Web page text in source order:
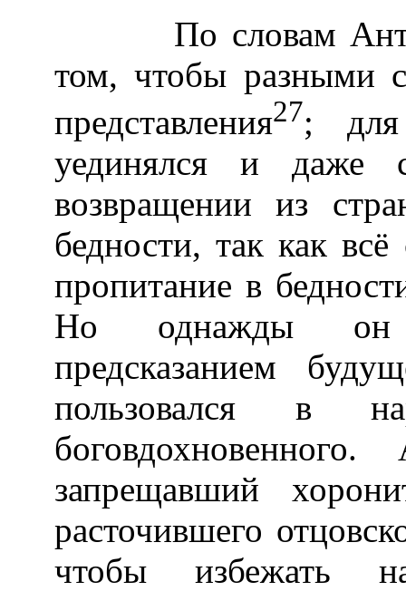
По словам
том, чтобы разными
представления27;
уединялся и даже
возвращении из
бедности, так как
пропитание в
Но однажды он
предсказанием
пользовался в
запрещавший
расточившего
чтобы избежать